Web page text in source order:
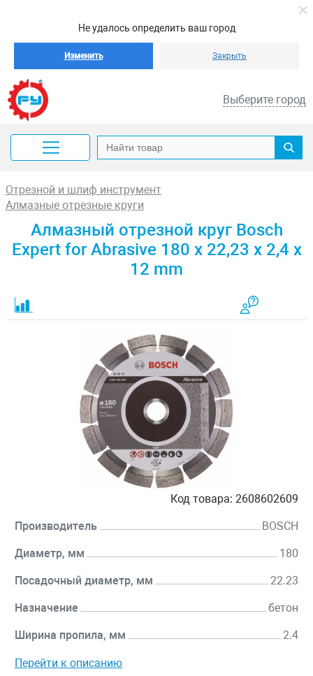
Не удалось определить ваш город
Изменить Закрыть
Выберите город
Отрезной и шлиф инструмент
Алмазные отрезные круги
Алмазный отрезной круг Bosch
Expert for Abrasive 180 x 22,23 x 2,4 x
12 mm
Код товара: 2608602609
Производитель BOSCH
Диаметр, мм 180
Посадочный диаметр, мм 22.23
Назначение бетон
Ширина пропила, мм 2.4
Перейти к описанию